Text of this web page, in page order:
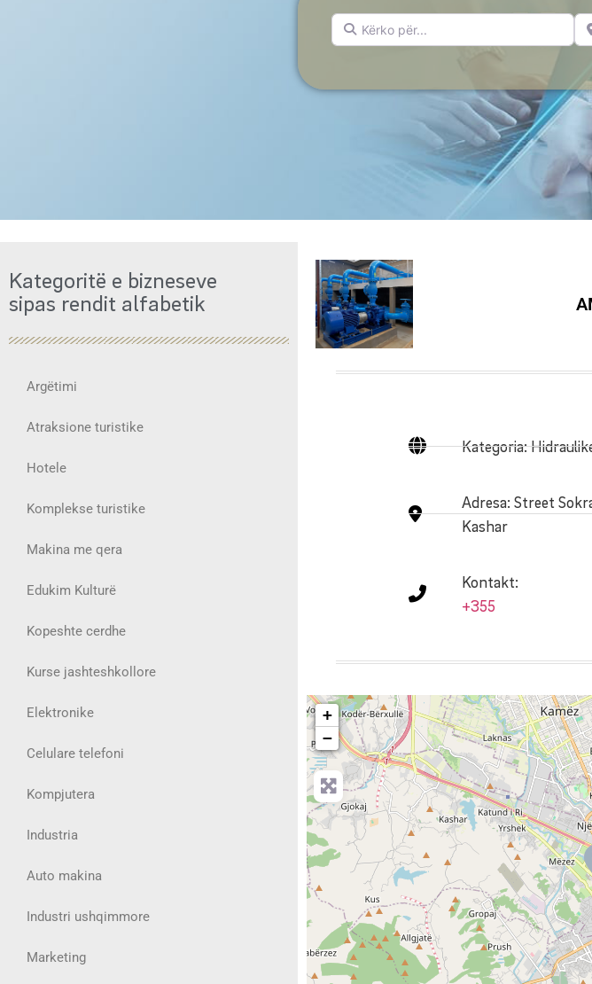
Kërko për...
Kategoritë e bizneseve
sipas rendit alfabetik
Argëtimi
Atraksione turistike
Hotele
Komplekse turistike
Makina me qera
Edukim Kulturë
Kopeshte cerdhe
Kurse jashteshkollore
Elektronike
Celulare telefoni
Kompjutera
Industria
Auto makina
Industri ushqimmore
Marketing
Kategoria:
Adresa: Street
Kashar
Kontakt:
+355
+
−